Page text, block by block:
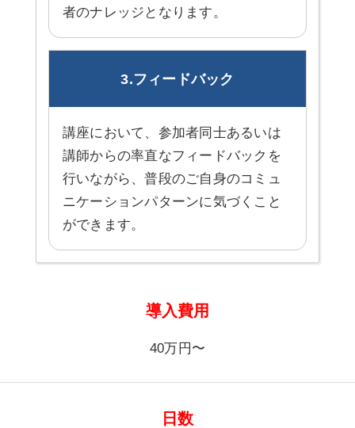
者のナレッジとなります。
3.フィードバック
講座において、参加者同士あるいは
講師からの率直なフィードバックを
行いながら、普段のご自身のコミュ
ニケーションパターンに気づくこと
ができます。
導入費用
40万円〜
日数